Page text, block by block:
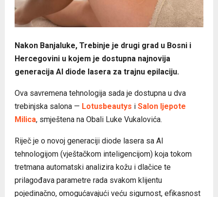
Nakon Banjaluke, Trebinje je drugi grad u Bosni i
Hercegovini u kojem je dostupna najnovija
generacija AI diode lasera za trajnu epilaciju.
Ova savremena tehnologija sada je dostupna u dva
trebinjska salona — Lotusbeautys i Salon ljepote
Milica, smještena na Obali Luke Vukalovića.
Riječ je o novoj generaciji diode lasera sa AI
tehnologijom (vještačkom inteligencijom) koja tokom
tretmana automatski analizira kožu i dlačice te
prilagođava parametre rada svakom klijentu
pojedinačno, omogućavajući veću sigurnost, efikasnost